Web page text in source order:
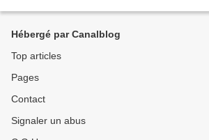
Hébergé par Canalblog
Top articles
Pages
Contact
Signaler un abus